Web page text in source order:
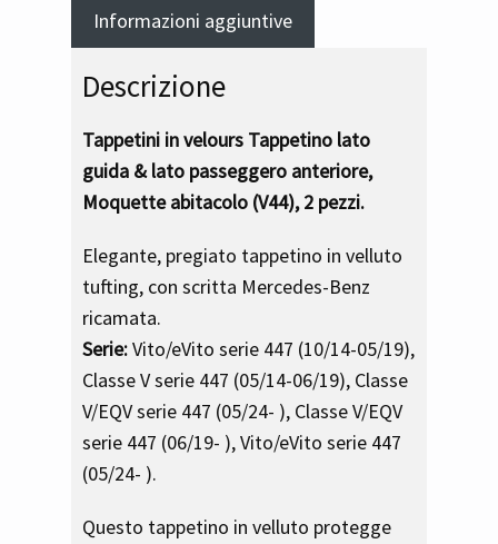
Informazioni aggiuntive
Descrizione
Tappetini in velours Tappetino lato
guida & lato passeggero anteriore,
Moquette abitacolo (V44), 2 pezzi.
Elegante, pregiato tappetino in velluto
tufting, con scritta Mercedes-Benz
ricamata.
Serie:Vito/eVito serie 447 (10/14-05/19),
Classe V serie 447 (05/14-06/19), Classe
V/EQV serie 447 (05/24- ), Classe V/EQV
serie 447 (06/19- ), Vito/eVito serie 447
(05/24- ).
Questo tappetino in velluto protegge